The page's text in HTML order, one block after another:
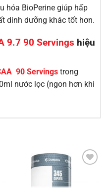
hóa BioPerine giúp hấp
dinh dưỡng khác tốt hơn.
9.7 90 Servings hiệu
90 Servings trong
nước lọc (ngon hơn khi